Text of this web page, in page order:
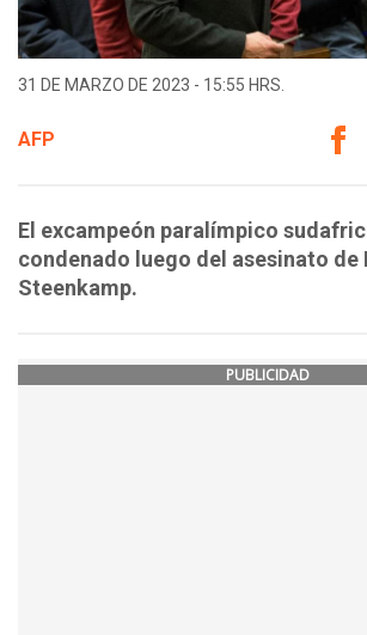
31 DE MARZO DE 2023 - 15:55 HRS.
AFP
El excampeón paralímpico
condenado luego del asesinato de
Steenkamp.
PUBLICIDAD